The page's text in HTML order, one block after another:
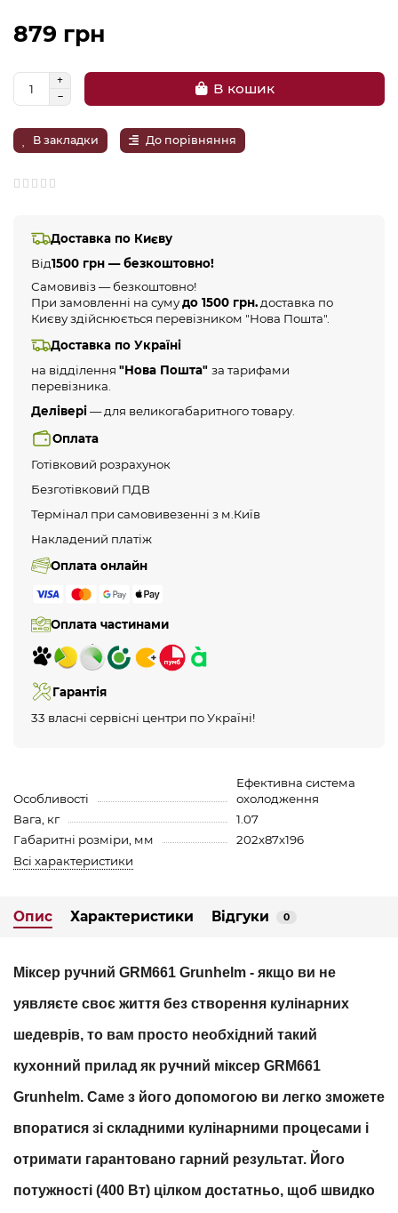
879 грн
В кошик
В закладки До порівняння
Доставка по Києву
Від1500 грн — безкоштовно!
Самовивіз — безкоштовно!
При замовленні на сумудо 1500 грн. доставка по
Києву здійснюється перевізником "Нова Пошта".
Доставка по Україні
на відділення "Нова Пошта" за тарифами
перевізника.
Делівері— для великогабаритного товару.
Оплата
Готівковий розрахунок
Безготівковий ПДВ
Термінал при самовивезенні з м.Київ
Накладений платіж
Оплата онлайн
Оплата частинами
Гарантія
33 власні сервісні центри по Україні!
Особливості
Ефективна система
охолодження
Вага, кг
1.07
Габаритні розміри, мм
202х87х196
Всі характеристики
Опис Характеристики Відгуки 0
Міксер ручний GRM661 Grunhelm - якщо ви не
уявляєте своє життя без створення кулінарних
шедеврів, то вам просто необхідний такий
кухонний прилад як ручний міксер GRM661
Grunhelm. Саме з його допомогою ви легко зможете
впоратися зі складними кулінарними процесами і
отримати гарантовано гарний результат. Його
потужності (400 Вт) цілком достатньо, щоб швидко